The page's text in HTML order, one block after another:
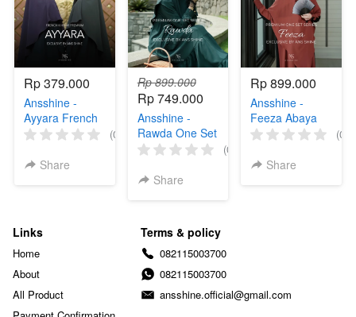
Rp 379.000
Ansshine -
Ayyara French
Khimar
(0)
Share
Rp 899.000
Rp 749.000
Ansshine -
Rawda One Set
Series
(0)
Share
Rp 899.000
Ansshine -
Feeza Abaya
Series
(0)
Share
Links
Home
About
All Product
Terms & policy
082115003700
082115003700
ansshine.official@gmail.com